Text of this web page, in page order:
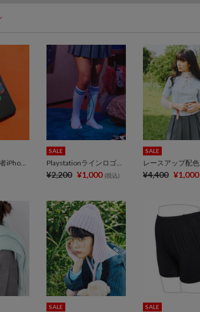
恋愛しようぜ若者iPhoneケース
SALE
Playstationラインロゴソックス
¥2,200 ¥1,000 (税込)
SALE
¥4,400 ¥1,000
SALE SALE